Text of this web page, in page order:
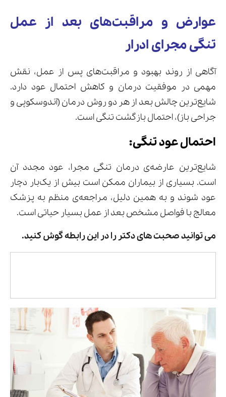
عوارض و مراقبت‌های بعد از عمل
تنگی مجرای ادرار
آگاهی از روند بهبود و مراقبت‌های پس از عمل، نقش
مهمی در موفقیت درمان و کاهش احتمال عود دارد.
شایع‌ترین چالش بعد از هر دو روش درمان (آندوسکوپی و
جراحی باز)، احتمال بازگشت تنگی است.
احتمال عود تنگی:
شایع‌ترین عارضه‌ی درمان تنگی مجرا، عود مجدد آن
است. بسیاری از بیماران ممکن است بیش از یک‌بار دچار
عود شوند و به همین دلیل، مراجعه‌ی منظم به پزشک
معالج با فواصل مشخص بعد از عمل بسیار حیاتی است.
می توانید صحبت های دکتر را در این رابطه گوش کنید.